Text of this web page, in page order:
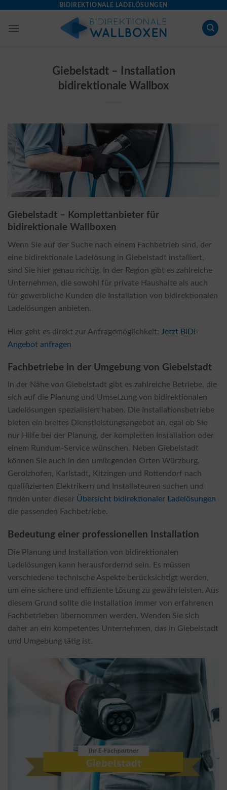
content
BIDIREKTIONALE LADELÖSUNGEN
Giebelstadt – Installation
bidirektionale Wallbox
Giebelstadt – Komplettanbieter für
bidirektionale Wallboxen
Wenn Sie auf der Suche nach einem Fachbetrieb sind, der
eine bidirektionale Ladelösung in Giebelstadt installiert,
sind Sie hier genau richtig. In der Region gibt es zahlreiche
Unternehmen, die sowohl für private Haushalte als auch
für gewerbliche Kunden die Installation von bidirektionalen
Ladelösungen anbieten.
Hier geht es direkt zur Anfragemöglichkeit: Jetzt BiDi-
Angebot anfragen
Fachbetriebe in der Umgebung von Giebelstadt
In der Nähe von Giebelstadt gibt es zahlreiche Betriebe, die
sich auf die Planung und Umsetzung von bidirektionalen
Ladelösungen spezialisiert haben. Die Installationsbetriebe
bieten ein breites Dienstleistungsangebot an, egal ob Sie
nur Hilfe bei der Planung, der kompletten Installation oder
einem Rundum-Service wünschen. Neben Giebelstadt
können Sie auch in den umliegenden Orten Würzburg,
Gerolzhofen, Karlstadt, Kitzingen und Rottendorf nach
qualifizierten Elektrikern und Installateuren suchen und
finden unter dieser Übersicht bidirektionaler Ladelösungen
die passenden Fachbetriebe.
Bedeutung einer professionellen Installation
Die Planung und Installation von bidirektionalen
Ladelösungen kann herausfordernd sein. Es müssen
verschiedene technische Aspekte berücksichtigt werden,
um eine sichere und effiziente Lösung zu gewährleisten. Aus
diesem Grund sollte die Installation immer von erfahrenen
Fachbetrieben übernommen werden. Wenden Sie sich
daher an ein kompetentes Unternehmen, das in Giebelstadt
und Umgebung tätig ist.